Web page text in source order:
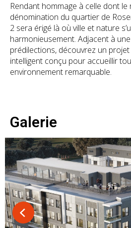
Rendant hommage à celle dont le
dénomination du quartier de
2 sera érigé là où ville et nature
harmonieusement. Adjacent à
prédilections, découvrez un
intelligent conçu pour accueillir
environnement remarquable.
Galerie